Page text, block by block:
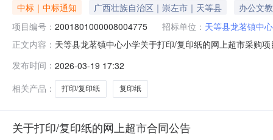
中标｜中标通知 广西壮族自治区｜崇左市｜天等县
办公文教
项目编号： 2001801000008004775 招标单位： 天等县龙茗镇中
正文内容： 天等县龙茗镇中心小学关于打印/复印纸的网上超市采购
联系电话:13788368539采购计划信息：序号采购计划文
发布时间： 2026-03-19 17:32
相关产品：
打印/复印纸 复印纸
关于打印/复印纸的网上超市合同公告